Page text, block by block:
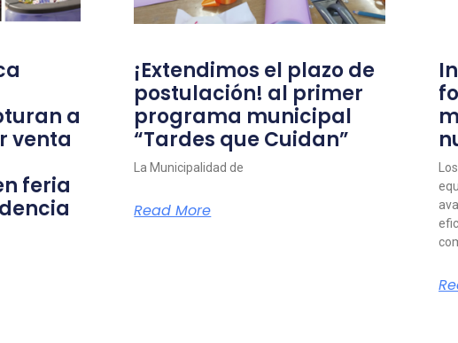
a
venta
feria
¡Extendimos el plazo de
postulación! al primer
programa municipal
“Tardes que Cuidan”
La Municipalidad de
Read More